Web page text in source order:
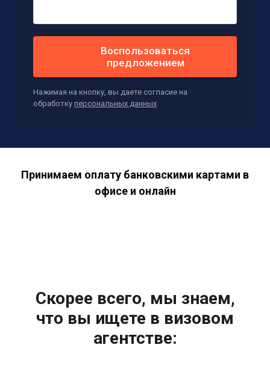
Воспользоваться
предложением
Нажимая на кнопку, вы даете согласие на
обработку персональных данных
Принимаем оплату банковскими картами в
офисе и онлайн
Скорее всего, мы знаем,
что вы ищете в визовом
агентстве: